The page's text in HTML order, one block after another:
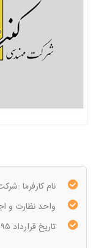
نام کارفرما
واحد نظارت و
تاریخ قرارداد ۱۳۹۵